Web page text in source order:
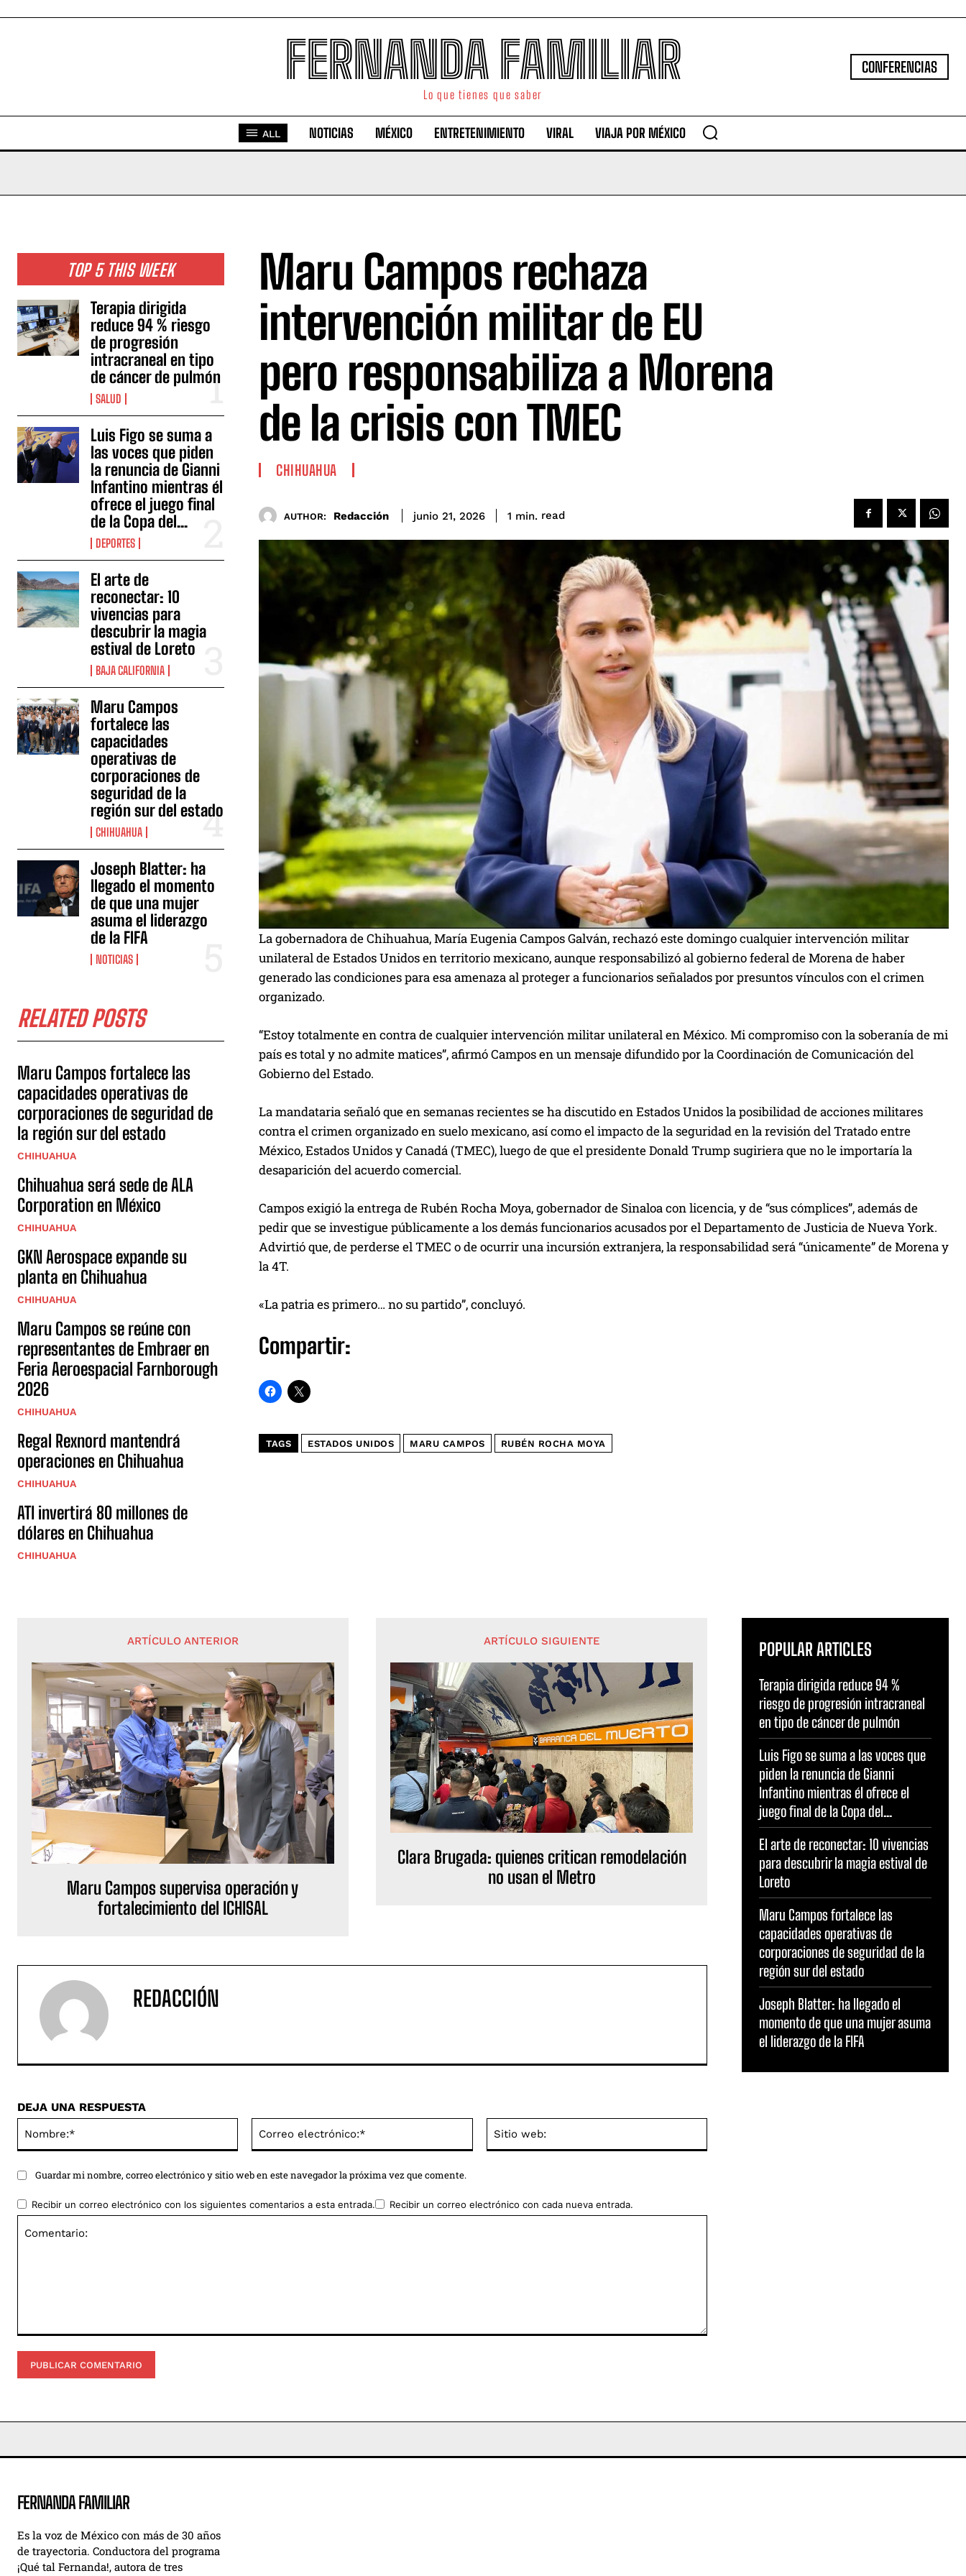
FERNANDA FAMILIAR
Lo que tienes que saber
CONFERENCIAS
ALL NOTICIAS MÉXICO ENTRETENIMIENTO VIRAL VIAJA POR MÉXICO
TOP 5 THIS WEEK
Terapia dirigida
reduce 94 % riesgo
de progresión
intracraneal en tipo
de cáncer de pulmón
SALUD
Luis Figo se suma a
las voces que piden
la renuncia de Gianni
Infantino mientras él
ofrece el juego final
de la Copa del...
DEPORTES
El arte de
reconectar: 10
vivencias para
descubrir la magia
estival de Loreto
BAJA CALIFORNIA
Maru Campos
fortalece las
capacidades
operativas de
corporaciones de
seguridad de la
región sur del estado
CHIHUAHUA
Joseph Blatter: ha
llegado el momento
de que una mujer
asuma el liderazgo
de la FIFA
NOTICIAS
RELATED POSTS
Maru Campos fortalece las
capacidades operativas de
corporaciones de seguridad de
la región sur del estado
CHIHUAHUA
Chihuahua será sede de ALA
Corporation en México
CHIHUAHUA
GKN Aerospace expande su
planta en Chihuahua
CHIHUAHUA
Maru Campos se reúne con
representantes de Embraer en
Feria Aeroespacial Farnborough
2026
CHIHUAHUA
Regal Rexnord mantendrá
operaciones en Chihuahua
CHIHUAHUA
ATI invertirá 80 millones de
dólares en Chihuahua
CHIHUAHUA
Maru Campos rechaza
intervención militar de EU
pero responsabiliza a Morena
de la crisis con TMEC
CHIHUAHUA
AUTHOR: Redacción junio 21, 2026 1 min. read
La gobernadora de Chihuahua, María Eugenia Campos Galván, rechazó este domingo cualquier intervención militar
unilateral de Estados Unidos en territorio mexicano, aunque responsabilizó al gobierno federal de Morena de haber
generado las condiciones para esa amenaza al proteger a funcionarios señalados por presuntos vínculos con el crimen
organizado.
“Estoy totalmente en contra de cualquier intervención militar unilateral en México. Mi compromiso con la soberanía de mi
país es total y no admite matices”, afirmó Campos en un mensaje difundido por la Coordinación de Comunicación del
Gobierno del Estado.
La mandataria señaló que en semanas recientes se ha discutido en Estados Unidos la posibilidad de acciones militares
contra el crimen organizado en suelo mexicano, así como el impacto de la seguridad en la revisión del Tratado entre
México, Estados Unidos y Canadá (TMEC), luego de que el presidente Donald Trump sugiriera que no le importaría la
desaparición del acuerdo comercial.
Campos exigió la entrega de Rubén Rocha Moya, gobernador de Sinaloa con licencia, y de “sus cómplices”, además de
pedir que se investigue públicamente a los demás funcionarios acusados por el Departamento de Justicia de Nueva York.
Advirtió que, de perderse el TMEC o de ocurrir una incursión extranjera, la responsabilidad será “únicamente” de Morena y
la 4T.
«La patria es primero… no su partido”, concluyó.
Compartir:
TAGS ESTADOS UNIDOS MARU CAMPOS RUBÉN ROCHA MOYA
ARTÍCULO ANTERIOR
Maru Campos supervisa operación y
fortalecimiento del ICHISAL
ARTÍCULO SIGUIENTE
Clara Brugada: quienes critican remodelación
no usan el Metro
REDACCIÓN
DEJA UNA RESPUESTA
electrónico:*
Guardar mi nombre, correo electrónico y sitio web en este navegador la próxima vez que comente.
Recibir un correo electrónico con los siguientes comentarios a esta entrada. Recibir un correo electrónico con cada nueva entrada.
POPULAR ARTICLES
Terapia dirigida reduce 94 %
riesgo de progresión intracraneal
en tipo de cáncer de pulmón
Luis Figo se suma a las voces que
piden la renuncia de Gianni
Infantino mientras él ofrece el
juego final de la Copa del...
El arte de reconectar: 10 vivencias
para descubrir la magia estival de
Loreto
Maru Campos fortalece las
capacidades operativas de
corporaciones de seguridad de la
región sur del estado
Joseph Blatter: ha llegado el
momento de que una mujer asuma
el liderazgo de la FIFA
FERNANDA FAMILIAR
Es la voz de México con más de 30 años
de trayectoria. Conductora del programa
¡Qué tal Fernanda!, autora de tres